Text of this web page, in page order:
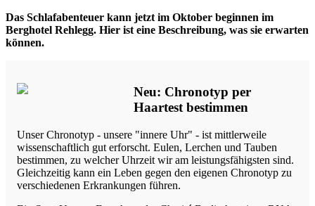
Das Schlafabenteuer kann jetzt im Oktober beginnen im
Berghotel Rehlegg. Hier ist eine Beschreibung, was sie erwarten
können.
Neu: Chronotyp per
Haartest bestimmen
Unser Chronotyp - unsere "innere Uhr" - ist mittlerweile
wissenschaftlich gut erforscht. Eulen, Lerchen und Tauben
bestimmen, zu welcher Uhrzeit wir am leistungsfähigsten sind.
Gleichzeitig kann ein Leben gegen den eigenen Chronotyp zu
verschiedenen Erkrankungen führen.